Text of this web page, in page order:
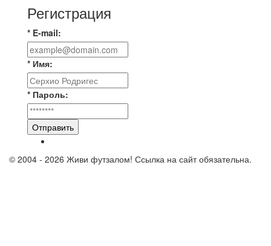
Регистрация
* E-mail:
* Имя:
* Пароль:
Отправить
© 2004 - 2026 Живи футзалом! Ссылка на сайт обязательна.